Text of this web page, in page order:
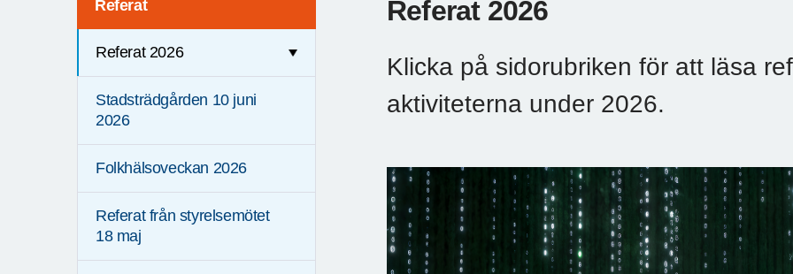
Referat
Referat 2026
Stadsträdgården 10 juni
2026
Folkhälsoveckan 2026
Referat från styrelsemötet
18 maj
Referat 2026
Klicka på sidorubriken för att läsa
aktiviteterna under 2026.